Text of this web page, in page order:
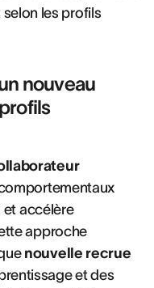
les profils
nouveau
accélère
approche
nouvelle recrue
et des